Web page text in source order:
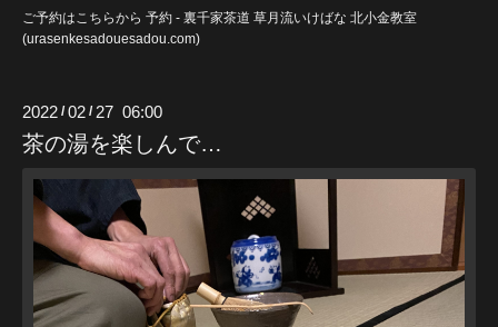
ご予約はこちらから 予約 - 裏千家茶道 草月流いけばな 北小金教室
(urasenkesadouesadou.com)
2022 /02 / 27 06:00
茶の湯を楽しんで…